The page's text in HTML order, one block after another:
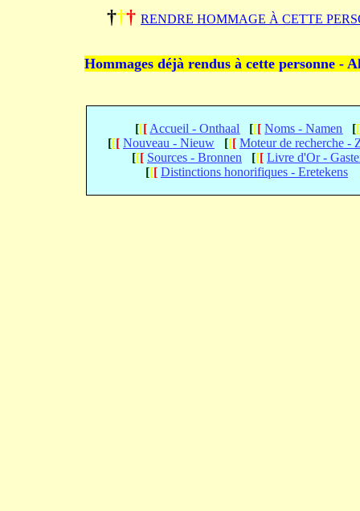
††† RENDRE HOMMAGE À CETTE
Hommages déjà rendus à cette personne -
[[[ Accueil - Onthaal [[[ Noms - Namen [[
[[[ Nouveau - Nieuw [[[ Moteur de recherche -
[[[ Sources - Bronnen [[[ Livre d'Or -
[[[ Distinctions honorifiques - Eretekens